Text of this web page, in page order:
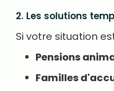
2. Les solutions
Si votre situation
Pensions
Familles